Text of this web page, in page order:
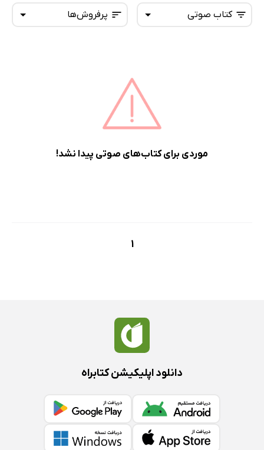
پرفروش‌ها
پرفروش‌ها
پربحث‌ها
کتاب صوتی
موردی برای کتاب‌های صوتی پیدا نشد!
1
دانلود اپلیکیشن کتابراه